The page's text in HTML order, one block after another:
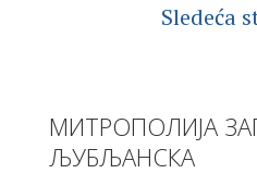
Sledeća
МИТРОПОЛИЈА
ЉУБЉАНСКА